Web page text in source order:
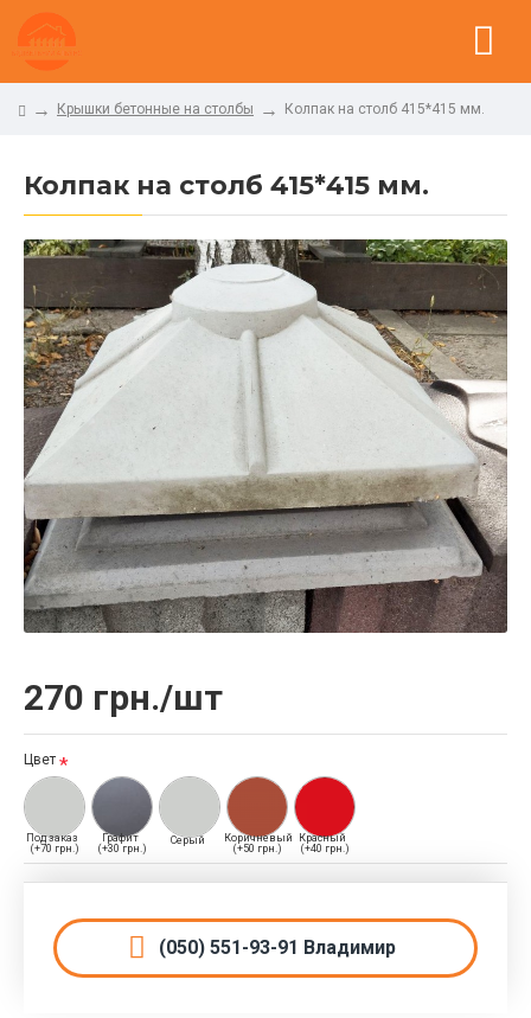
Крышки бетонные на столбы Колпак на столб 415*415 мм.
Колпак на столб 415*415 мм.
270 грн./шт
Цвет
Под заказ
(+70 грн.)
Графит
(+30 грн.)
Серый
Коричневый
(+50 грн.)
Красный
(+40 грн.)
(050) 551-93-91 Владимир